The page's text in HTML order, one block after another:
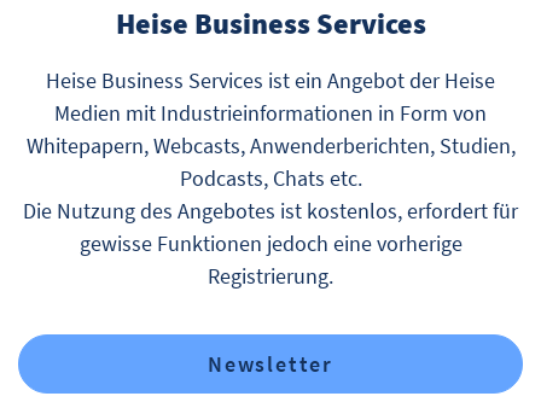
Heise Business Services
Heise Business Services ist ein Angebot der Heise
Medien mit Industrieinformationen in Form von
Whitepapern, Webcasts, Anwenderberichten, Studien,
Podcasts, Chats etc.
Die Nutzung des Angebotes ist kostenlos, erfordert für
gewisse Funktionen jedoch eine vorherige
Registrierung.
Newsletter